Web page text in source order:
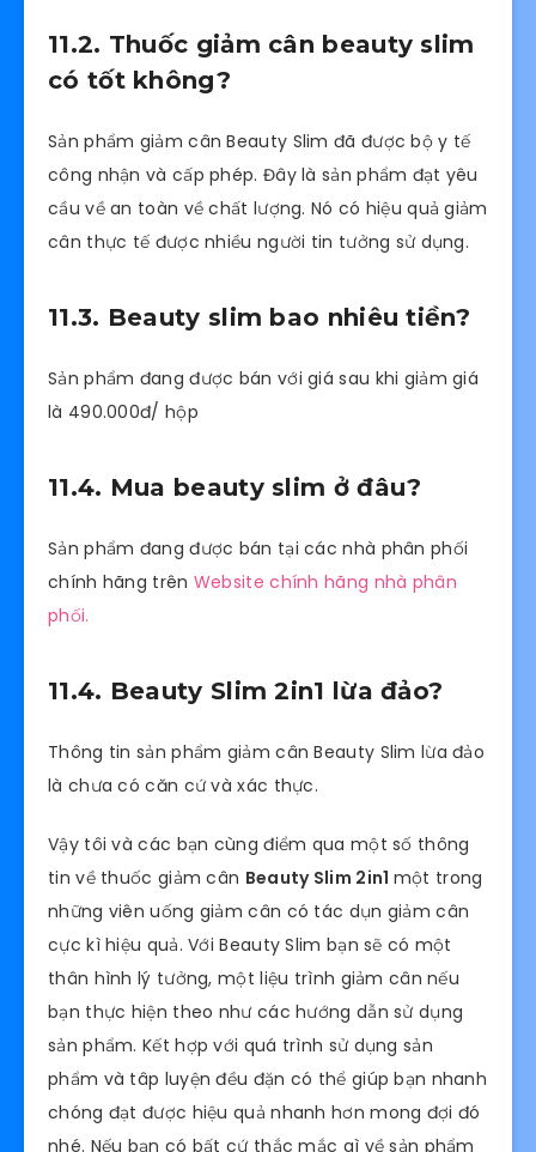
11.2. Thuốc giảm cân beauty slim
có tốt không?
Sản phẩm giảm cân Beauty Slim đã được bộ y tế
công nhận và cấp phép. Đây là sản phẩm đạt yêu
cầu về an toàn về chất lượng. Nó có hiệu quả giảm
cân thực tế được nhiều người tin tưởng sử dụng.
11.3. Beauty slim bao nhiêu tiền?
Sản phẩm đang được bán với giá sau khi giảm giá
là 490.000đ/ hộp
11.4. Mua beauty slim ở đâu?
Sản phẩm đang được bán tại các nhà phân phối
chính hãng trên Website chính hãng nhà phân
phối.
11.4. Beauty Slim 2in1 lừa đảo?
Thông tin sản phẩm giảm cân Beauty Slim lừa đảo
là chưa có căn cứ và xác thực.
Vậy tôi và các bạn cùng điểm qua một số thông
tin về thuốc giảm cân Beauty Slim 2in1 một trong
những viên uống giảm cân có tác dụn giảm cân
cực kì hiệu quả. Với Beauty Slim bạn sẽ có một
thân hình lý tưởng, một liệu trình giảm cân nếu
bạn thực hiện theo như các hướng dẫn sử dụng
sản phẩm. Kết hợp với quá trình sử dụng sản
phẩm và tâp luyện đều đặn có thể giúp bạn nhanh
chóng đạt được hiệu quả nhanh hơn mong đợi đó
nhé. Nếu bạn có bất cứ thắc mắc gì về sản phẩm